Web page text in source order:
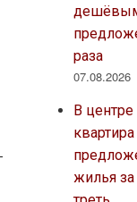
дешёвым
раза
07.08.2026
В
жилья за